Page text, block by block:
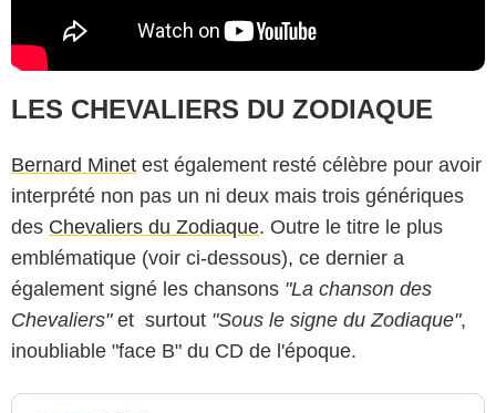
LES CHEVALIERS DU ZODIAQUE
Bernard Minet est également resté célèbre pour avoir
interprété non pas un ni deux mais trois génériques
des Chevaliers du Zodiaque. Outre le titre le plus
emblématique (voir ci-dessous), ce dernier a
également signé les chansons "La chanson des
Chevaliers"et surtout "Sous le signe du Zodiaque",
inoubliable "face B" du CD de l'époque.